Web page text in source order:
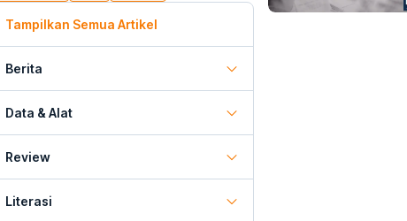
Tampilkan Semua Artikel
Berita
Data & Alat
Review
Literasi